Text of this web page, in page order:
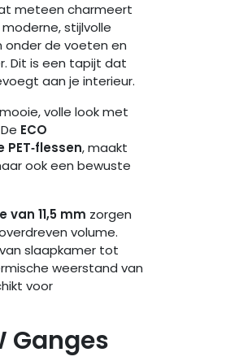
meteen charmeert
moderne, stijlvolle
onder de voeten en
Dit is een tapijt dat
aan je interieur.
volle look met
ECO
, maakt
ook een bewuste
11,5 mm zorgen
volume.
slaapkamer tot
weerstand van
voor
Ganges